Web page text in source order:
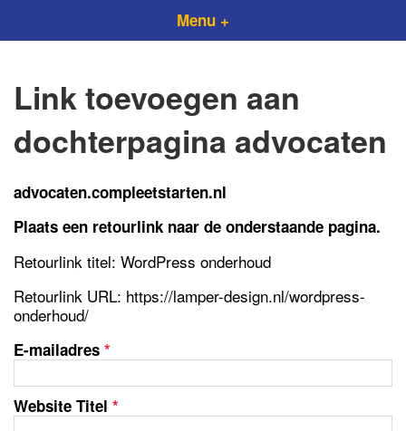
Menu +
Link toevoegen aan
dochterpagina advocaten
advocaten.compleetstarten.nl
Plaats een retourlink naar de onderstaande pagina.
Retourlink titel: WordPress onderhoud
Retourlink URL: https://lamper-design.nl/wordpress-
onderhoud/
E-mailadres *
Website Titel *